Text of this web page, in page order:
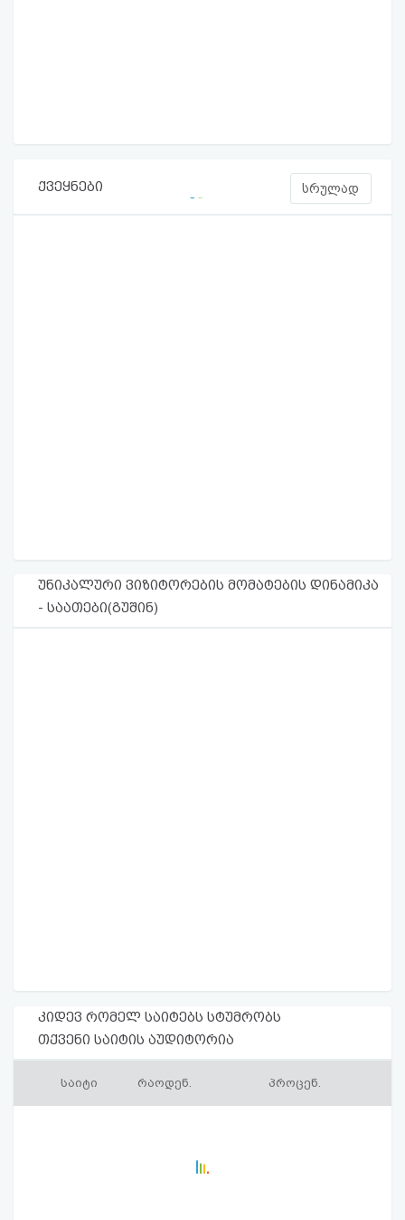
ქვეყნები სრულად
უნიკალური ვიზიტორების მომატების დინამიკა
- საათები(გუშინ)
კიდევ რომელ საიტებს სტუმრობს
თქვენი საიტის აუდიტორია
საიტი რაოდენ. პროცენ.